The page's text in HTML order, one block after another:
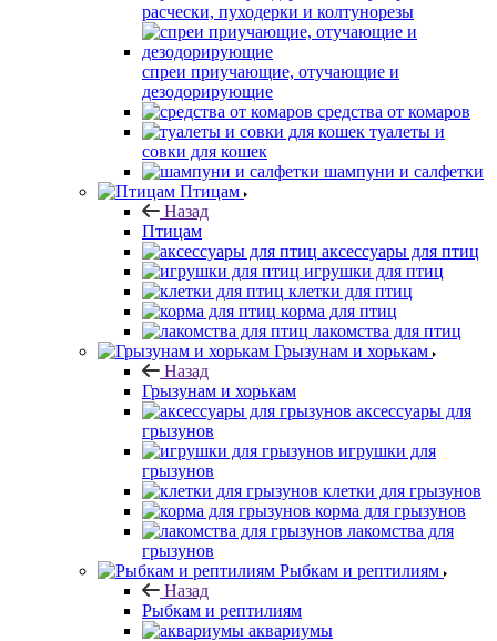
расчески, пуходерки и колтунорезы
спреи приучающие, отучающие и
дезодорирующие
средства от комаров
туалеты и
совки для кошек
шампуни и салфетки
Птицам
Назад
Птицам
аксессуары для птиц
игрушки для птиц
клетки для птиц
корма для птиц
лакомства для птиц
Грызунам и хорькам
Назад
Грызунам и хорькам
аксессуары для
грызунов
игрушки для
грызунов
клетки для грызунов
корма для грызунов
лакомства для
грызунов
Рыбкам и рептилиям
Назад
Рыбкам и рептилиям
аквариумы